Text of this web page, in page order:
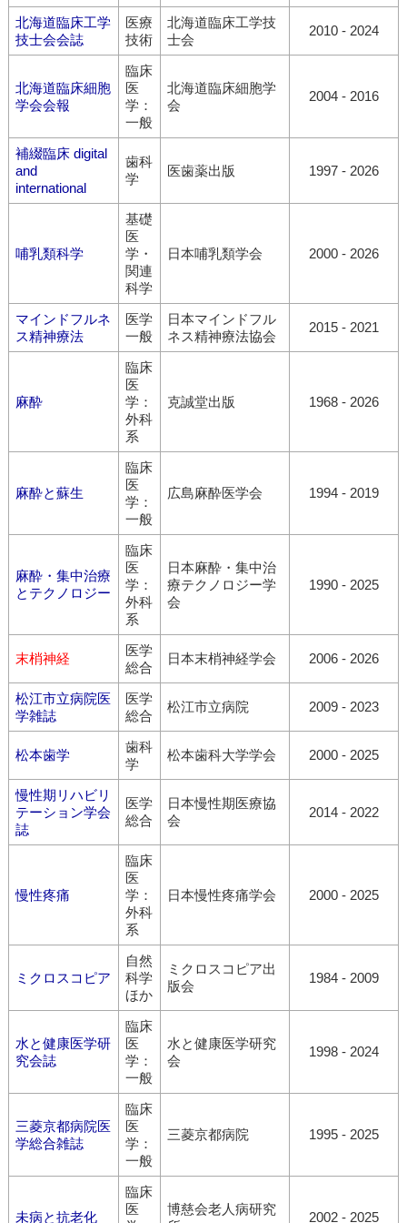
北海道臨床工学
技士会会誌
医療
技術
北海道臨床工学技
士会
2010 - 2024
北海道臨床細胞
学会会報
臨床
医
学：
一般
北海道臨床細胞学
会
2004 - 2016
補綴臨床 digital
and
international
歯科
学
医歯薬出版 1997 - 2026
哺乳類科学
基礎
医
学・
関連
科学
日本哺乳類学会 2000 - 2026
マインドフルネ
ス精神療法
医学
一般
日本マインドフル
ネス精神療法協会
2015 - 2021
麻酔
臨床
医
学：
外科
系
克誠堂出版 1968 - 2026
麻酔と蘇生
臨床
医
学：
一般
広島麻酔医学会 1994 - 2019
麻酔・集中治療
とテクノロジー
臨床
医
学：
外科
系
日本麻酔・集中治
療テクノロジー学
会
1990 - 2025
末梢神経
医学
総合
日本末梢神経学会 2006 - 2026
松江市立病院医
学雑誌
医学
総合
松江市立病院 2009 - 2023
松本歯学
歯科
学
松本歯科大学学会 2000 - 2025
慢性期リハビリ
テーション学会
誌
医学
総合
日本慢性期医療協
会
2014 - 2022
慢性疼痛
臨床
医
学：
外科
系
日本慢性疼痛学会 2000 - 2025
ミクロスコピア
自然
科学
ほか
ミクロスコピア出
版会
1984 - 2009
水と健康医学研
究会誌
臨床
医
学：
一般
水と健康医学研究
会
1998 - 2024
三菱京都病院医
学総合雑誌
臨床
医
学：
一般
三菱京都病院 1995 - 2025
未病と抗老化
臨床
医
博慈会老人病研究
2002 - 2025